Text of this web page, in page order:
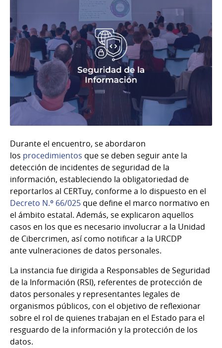
Durante el encuentro, se abordaron
los procedimientos que se deben seguir ante la
detección de incidentes de seguridad de la
información, estableciendo la obligatoriedad de
reportarlos al CERTuy, conforme a lo dispuesto en el
Decreto N.º 66/025 que define el marco normativo en
el ámbito estatal. Además, se explicaron aquellos
casos en los que es necesario involucrar a la Unidad
de Cibercrimen, así como notificar a la URCDP
ante vulneraciones de datos personales.
La instancia fue dirigida a Responsables de Seguridad
de la Información (RSI), referentes de protección de
datos personales y representantes legales de
organismos públicos, con el objetivo de reflexionar
sobre el rol de quienes trabajan en el Estado para el
resguardo de la información y la protección de los
datos.